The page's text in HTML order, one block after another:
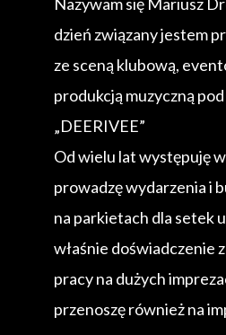
dzień związany jestem
ze sceną klubową,
produkcją muzyczną
„DEERIVEE”
Od wielu lat występuję
prowadzę wydarzenia i
na parkietach dla setek
właśnie doświadczenie
pracy na dużych
przenoszę również na